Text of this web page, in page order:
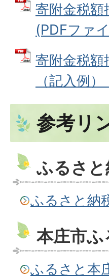
寄附金税額
(PDFファ
寄附金税額
（記入例
参考リ
ふるさ
ふるさと納
本庄市
ふるさと本